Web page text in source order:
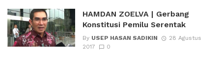
HAMDAN ZOELVA | Gerbang
Konstitusi Pemilu Serentak
By USEP HASAN SADIKIN
28 Agustus
2017
0